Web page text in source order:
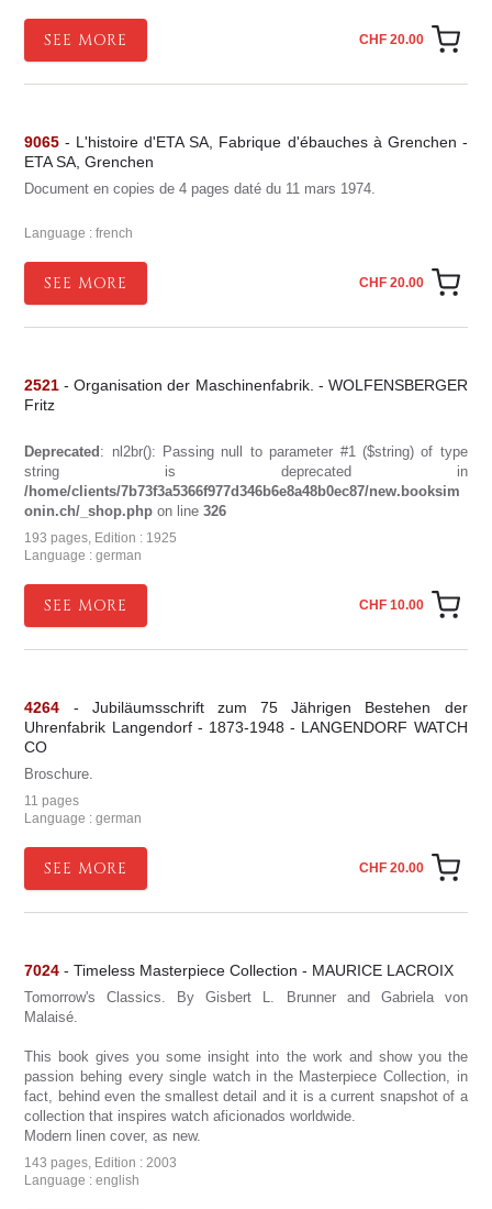
SEE MORE CHF 20.00
9065 - L'histoire d'ETA SA, Fabrique d'ébauches à Grenchen -
ETA SA, Grenchen
Document en copies de 4 pages daté du 11 mars 1974.
Language : french
SEE MORE CHF 20.00
2521 - Organisation der Maschinenfabrik. - WOLFENSBERGER
Fritz
Deprecated : nl2br(): Passing null to parameter #1 ($string) of type
string is deprecated in
/home/clients/7b73f3a5366f977d346b6e8a48b0ec87/new.booksim
onin.ch/_shop.php on line326
193 pages, Edition : 1925
Language : german
SEE MORE CHF 10.00
4264 - Jubiläumsschrift zum 75 Jährigen Bestehen der
Uhrenfabrik Langendorf - 1873-1948 - LANGENDORF WATCH
CO
Broschure.
11 pages
Language : german
SEE MORE CHF 20.00
7024 - Timeless Masterpiece Collection - MAURICE LACROIX
Tomorrow's Classics. By Gisbert L. Brunner and Gabriela von
Malaisé.
This book gives you some insight into the work and show you the
passion behing every single watch in the Masterpiece Collection, in
fact, behind even the smallest detail and it is a current snapshot of a
collection that inspires watch aficionados worldwide.
Modern linen cover, as new.
143 pages, Edition : 2003
Language : english